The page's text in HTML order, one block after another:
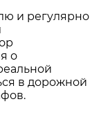
и регулярно
о
в дорожной